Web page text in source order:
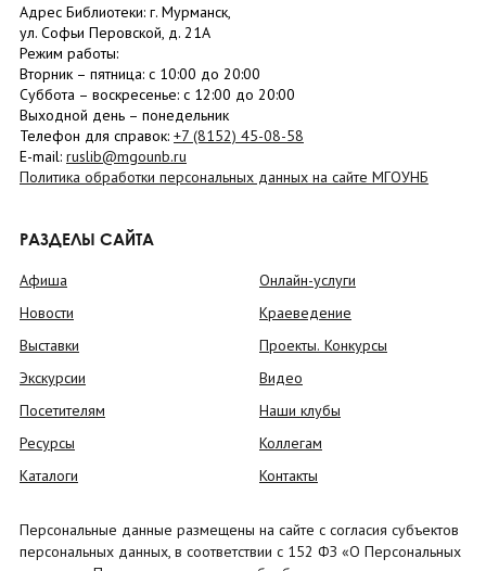
Адрес Библиотеки: г. Мурманск,
ул. Софьи Перовской, д. 21А
Режим работы:
Вторник – пятница: с 10:00 до 20:00
Суббота – воскресенье: c 12:00 до 20:00
Выходной день – понедельник
Телефон для справок: +7 (8152) 45-08-58
E-mail: ruslib@mgounb.ru
Политика обработки персональных данных на сайте МГОУНБ
РАЗДЕЛЫ САЙТА
Афиша
Новости
Выставки
Экскурсии
Посетителям
Ресурсы
Каталоги
Онлайн-услуги
Краеведение
Проекты. Конкурсы
Видео
Наши клубы
Коллегам
Контакты
Персональные данные размещены на сайте с согласия субъектов
персональных данных, в соответствии с 152 ФЗ «О Персональных